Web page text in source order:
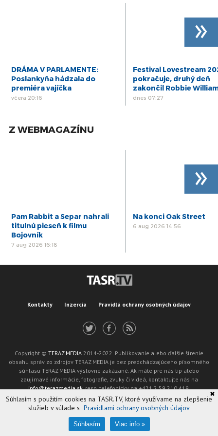
DRÁMA V PARLAMENTE:
Poslankyňa hádzala do
premiéra vajíčka
včera 20:16
Festival Lovestream
pokračuje, druhý deň
zakončil Robbie
dnes 07:27
»
Z WEBMAGAZÍNU
Pam Rabbit a Separ nahrali
titulnú pieseň k filmu
Bojovník
7 aug 2026 16:18
Na konci Oak Street
6 aug 2026 14:56
»
Kontakty Inzercia Pravidlá ochrany osobných údajov
Copyright © TERAZ MEDIA 2014-2022. Publikovanie alebo ďalšie šírenie
obsahu správ zo zdrojov TERAZ MEDIA je bez predchádzajúceho písomného
súhlasu TERAZ MEDIA výslovne zakázané. Ak máte pre nás tip alebo
zaujímavé informácie, fotografie, zvuky či videá, kontaktujte nás na
info@terazmedia.sk, resp. telefonicky na +421 2 59 210 419.
Žiadosť o zverejnenie opravy v zmysle zákona o publikáciách je možné zaslať
na adresu oprava@tasr.sk.
Oznámenie prevádzkovateľa podľa § 11a zákona č. 265/2022 Z. z.
Súhlasím s použitím cookies na TASR.TV, ktoré využívame na zlepšenie
služieb v súlade s Pravidlami ochrany osobných údajov
Súhlasím Viac info »
✖